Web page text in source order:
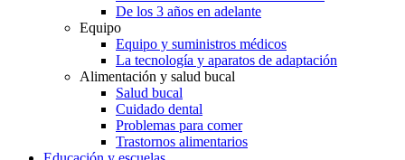
De los 3 años en adelante
Equipo
Equipo y suministros médicos
La tecnología y aparatos de adaptación
Alimentación y salud bucal
Salud bucal
Cuidado dental
Problemas para comer
Trastornos alimentarios